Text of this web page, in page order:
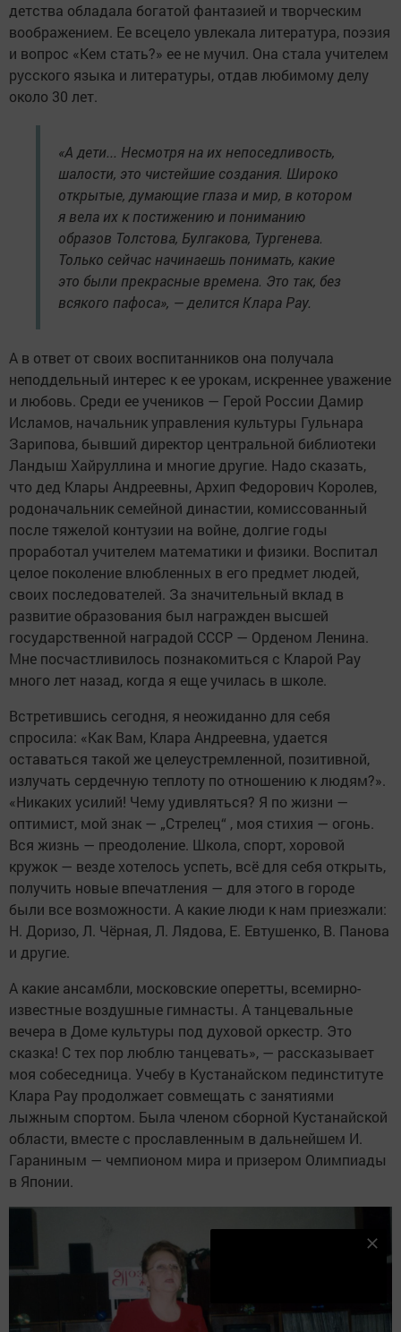
детства обладала богатой фантазией и творческим
воображением. Ее всецело увлекала литература, поэзия
и вопрос «Кем стать?» ее не мучил. Она стала учителем
русского языка и литературы, отдав любимому делу
около 30 лет.
«А дети... Несмотря на их непоседливость,
шалости, это чистейшие создания. Широко
открытые, думающие глаза и мир, в котором
я вела их к постижению и пониманию
образов Толстова, Булгакова, Тургенева.
Только сейчас начинаешь понимать, какие
это были прекрасные времена. Это так, без
всякого пафоса», — делится Клара Рау.
А в ответ от своих воспитанников она получала
неподдельный интерес к ее урокам, искреннее уважение
и любовь. Среди ее учеников — Герой России Дамир
Исламов, начальник управления культуры Гульнара
Зарипова, бывший директор центральной библиотеки
Ландыш Хайруллина и многие другие. Надо сказать,
что дед Клары Андреевны, Архип Федорович Королев,
родоначальник семейной династии, комиссованный
после тяжелой контузии на войне, долгие годы
проработал учителем математики и физики. Воспитал
целое поколение влюбленных в его предмет людей,
своих последователей. За значительный вклад в
развитие образования был награжден высшей
государственной наградой СССР — Орденом Ленина.
Мне посчастливилось познакомиться с Кларой Рау
много лет назад, когда я еще училась в школе.
Встретившись сегодня, я неожиданно для себя
спросила: «Как Вам, Клара Андреевна, удается
оставаться такой же целеустремленной, позитивной,
излучать сердечную теплоту по отношению к людям?».
«Никаких усилий! Чему удивляться? Я по жизни —
оптимист, мой знак — „Стрелец“ , моя стихия — огонь.
Вся жизнь — преодоление. Школа, спорт, хоровой
кружок — везде хотелось успеть, всё для себя открыть,
получить новые впечатления — для этого в городе
были все возможности. А какие люди к нам приезжали:
Н. Доризо, Л. Чёрная, Л. Лядова, Е. Евтушенко, В. Панова
и другие.
А какие ансамбли, московские оперетты, всемирно-
известные воздушные гимнасты. А танцевальные
вечера в Доме культуры под духовой оркестр. Это
сказка! С тех пор люблю танцевать», — рассказывает
моя собеседница. Учебу в Кустанайском пединституте
Клара Рау продолжает совмещать с занятиями
лыжным спортом. Была членом сборной Кустанайской
области, вместе с прославленным в дальнейшем И.
Гараниным — чемпионом мира и призером Олимпиады
в Японии.